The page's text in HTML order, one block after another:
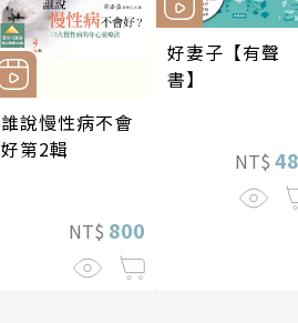
誰說慢性病不會
好第2輯
NT$ 800
好妻子【有聲
書】
NT$